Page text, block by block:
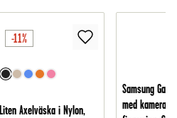
-11%
Liten Axelväska i Nylon,
Samsung
med